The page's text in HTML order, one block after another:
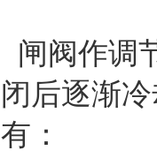
阀作调节
后逐渐
：